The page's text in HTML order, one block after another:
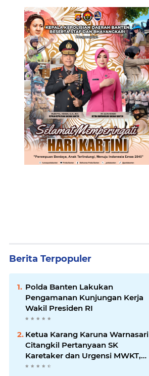
Berita Terpopuler
Polda Banten Lakukan
Pengamanan Kunjungan Kerja
Wakil Presiden RI
Ketua Karang Karuna Warnasari
Citangkil Pertanyaan SK
Karetaker dan Urgensi MWKT,
Saat Suasana Berduka